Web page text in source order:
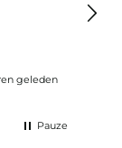
geleden
Pauze